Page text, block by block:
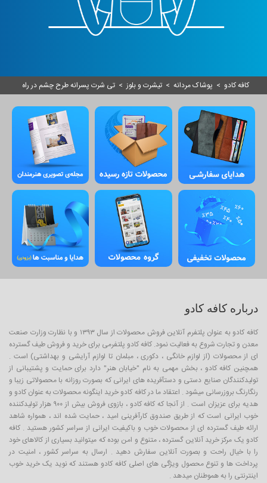
کافه کادو > پوشاک مردانه > تیشرت و بلوز> تی شرت پسرانه طرح چشم در راه
درباره کافه کادو
کافه کادو به عنوان پلتفرم آنلاین فروش محصولات از سال ۱۳۹۳ و با نظارت وزارت صنعت
معدن و تجارت شروع به فعالیت نمود. کافه کادو پلتفرمی برای خرید و فروش طیف گسترده
ای از محصولات (از لوازم خانگی ، دکوری ، مبلمان تا لوازم آرایشی و بهداشتی) است .
همچنین کافه کادو ، بخش مهمی به نام "خیابان هنر" دارد برای حمایت و پشتیبانی از
تولیدکنندگان صنایع دستی و دستآفریده های ایرانی که بصورت روزانه با محصولاتی زیبا و
رنگارنگ بروزرسانی میشود . اعتقاد ما در کافه کادو خرید اینگونه محصولات به عنوان کادو و
هدیه برای عزیزان است . از آنجا که کافه کادو ، بازوی فروش بیش از ۹۰۰ هزار تولیدکننده
خوب ایرانی است که از طریق صندوق کارآفرینی امید ، حمایت شده اند ، همواره شاهد
ارائه طیف گسترده ای از محصولات خوب و باکیفیت ایرانی از سراسر کشور هستید . کافه
کادو یک مرکز خرید آنلاین گسترده ، متنوع و امن بوده که میتوانید بسیاری از کالاهای خود
را با خیال راحت و بصورت آنلاین سفارش دهید . ارسال به سراسر کشور ، امنیت در
پرداخت ها و تنوع محصول ویژگی های اصلی کافه کادو هستند که نوید یک خرید خوب
اینترنتی را به هموطنان میدهد .